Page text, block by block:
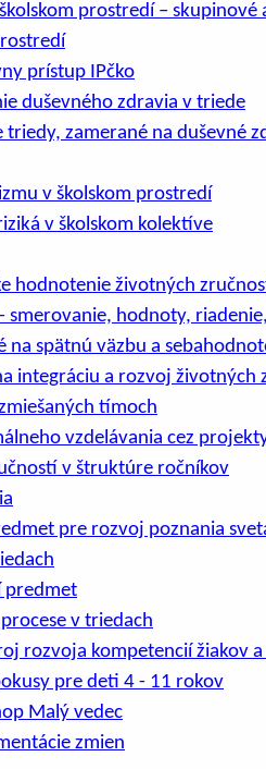
prostredí –
prístup IPčko
duševného zdravia v triede
zamerané na duševné
v školskom prostredí
v školskom kolektíve
hodnotenie životných
hodnoty,
na spätnú väzbu a
integráciu a rozvoj životných
tímoch
vzdelávania cez
v štruktúre ročníkov
pre rozvoj poznania
predmet
v triedach
rozvoja kompetencií žiakov
pre deti 4 - 11 rokov
Malý vedec
zmien